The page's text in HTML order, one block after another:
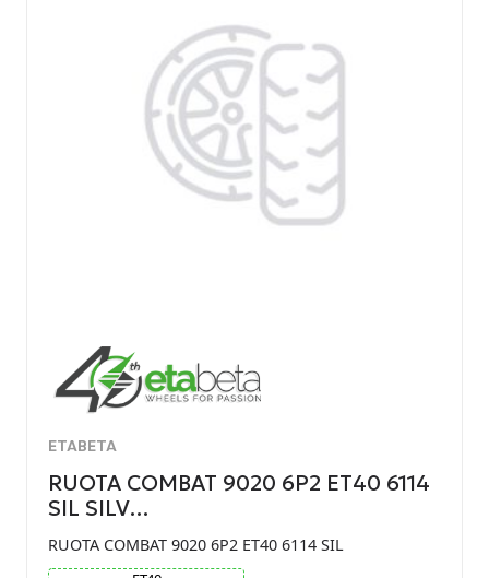
ETABETA
RUOTA COMBAT 9020 6P2 ET40 6114
SIL SILV…
RUOTA COMBAT 9020 6P2 ET40 6114 SIL